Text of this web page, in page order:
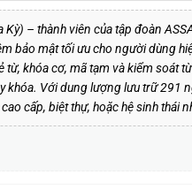
– thành viên của tập đoàn
bảo mật tối ưu cho người dùng
khóa cơ, mã tạm và kiểm soát
Với dung lượng lưu trữ 291
cấp, biệt thự, hoặc hệ sinh thái